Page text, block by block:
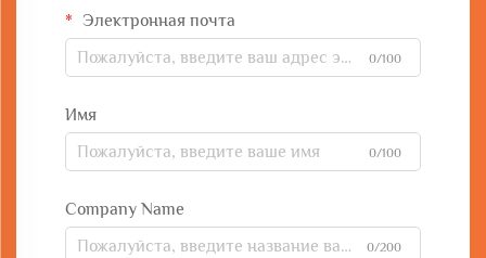
Электронная почта
0/100
Имя
0/100
Company Name
0/200